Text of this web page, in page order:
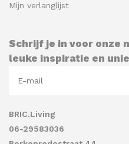
Mijn verlanglijst
Schrijf je in voor onze
leuke inspiratie en
BRIC.Living
06-29583036